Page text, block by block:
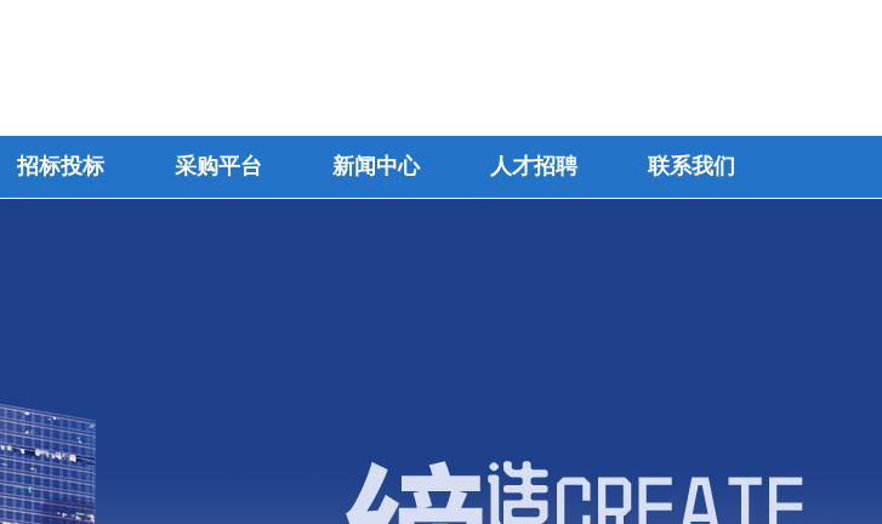
招标投标 采购平台 新闻中心 人才招聘 联系我们